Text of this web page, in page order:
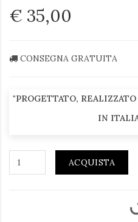
€ 35,00
CONSEGNA GRATUITA
"PROGETTATO,
IN
ACQUISTA